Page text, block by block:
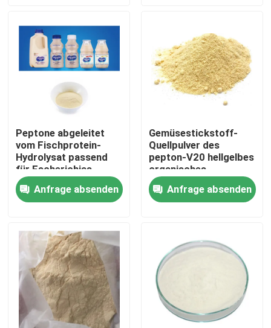
Über uns
Fabrik-Ausflug
Qualitätskontrolle
Treten Sie mit uns in Verbindung
Organisches Düngemittel-Pulver
Betriebsdüngemittel-Pulver
Aminosäure-Düngemittel-Pulver
Peptone abgeleitet
vom Fischprotein-
Hydrolysat passend
für Escherichias
Anfrage absenden
Gemüsestickstoff-
Quellpulver des
pepton-V20 hellgelbes
organisches
Anfrage absenden